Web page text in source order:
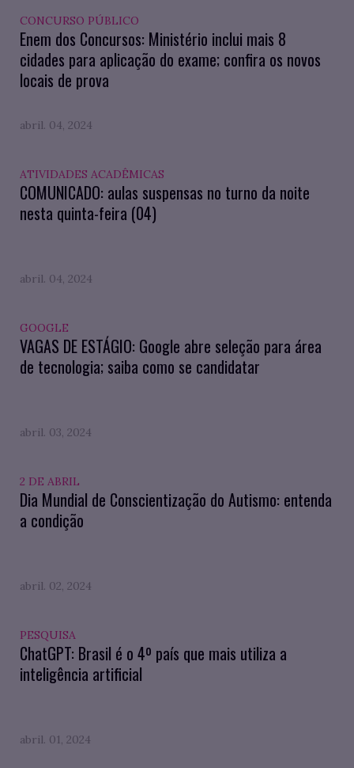
CONCURSO PÚBLICO
Enem dos Concursos: Ministério inclui mais 8
cidades para aplicação do exame; confira os novos
locais de prova
abril. 04, 2024
ATIVIDADES ACADÊMICAS
COMUNICADO: aulas suspensas no turno da noite
nesta quinta-feira (04)
abril. 04, 2024
GOOGLE
VAGAS DE ESTÁGIO: Google abre seleção para área
de tecnologia; saiba como se candidatar
abril. 03, 2024
2 DE ABRIL
Dia Mundial de Conscientização do Autismo: entenda
a condição
abril. 02, 2024
PESQUISA
ChatGPT: Brasil é o 4º país que mais utiliza a
inteligência artificial
abril. 01, 2024